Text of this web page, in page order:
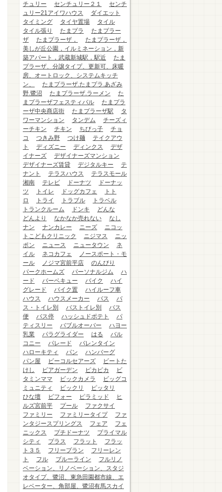
チュリー
センチュリー２１
センチ
ュリー21アイワハウス
ダイエット
タイミング
タイヤ置場
タイル
タイル張り
たまプラ
たまプラー
ザ
たまプラーザ，
たまプラーザ，
美しが丘公園，イルミネーション，新
築アパート，武蔵新城駅，駅近
たま
プラーザ、分譲タイプ、更新可、床暖
房、オートロック、システムキッチ
ン、
たまプラーザ.たまプラ.あざみ
野.鷺沼
たまプラーザ.ラーメン
た
まプラーザフェスティバル
たまプラ
ーザ中央商店街
たまプラーザ駅
タ
ワーマンション
タンデム
チーズィ
ーチキン
チキン ちびっ子
チョ
コ
つきみ野 つけ麺
テイクアウ
ト
ディズニー ディンクス
デザ
イナーズ
デザイナーズマンション
デザイナーズ賃貸
デジタルキー
テ
ナント
テラスハウス
テラスモール
湘南
テレビ ドーナツ
ドーナッ
ツ
トイレ ドッグカフェ
トト
ロ
トライ トラブル
トラベル
トランクルーム
ドンキ
どんな
どんより
なかなか売れない
なし
ナン
ナンカレー ニーズ
ニコッ
トこどもクリニック
ニジマス
ニッ
ポン
ニュース ニュータウン
ネ
イル
ネコカフェ
ノースポート・モ
ール
ノジマ宮前平店
のんびり
パークホームズ
パーソナルジム
ハ
ード
バーベキュー バイク
ハイ
グレード
バイク置
ハイルーフ車
ハウス
ハウスメーカー バス
バ
ス・トイレ別
バストイレ別
バス
便
バス停 ハッシュドポテト
パ
ティスリー
バブルオーバー
ハヨー
乳業
パラグライダー はる
バル
コニー
パレード
バレンタイン
ハローキティ
パン
ハンバーグ
パン屋
ビーコルセアーズ
ビートた
けし
ビアガーデン ピカピカ
ビ
タミンママ
ビックカメラ
ビッグコ
ミュニティ
ビックリ
ピッタリ
ひな壇
ビフォー ピラミッド
ヒ
ルズ宮前平
プール
ファクサイ
ファミリー
ファミリータイプ
ファ
ンタジースプリングス
フェア
フェ
ニックス
プチドーナツ
プライマル
シティ
プラス フラット
フラッ
ト３５
フリープラン
フリーレン
ト
フル ブルーライン
フルリノ
ベーション、リノベーション、スタジ
オタイプ、鷺沼、東急田園都市線、エ
レベーター、角部屋、鷺沼有馬スカイ